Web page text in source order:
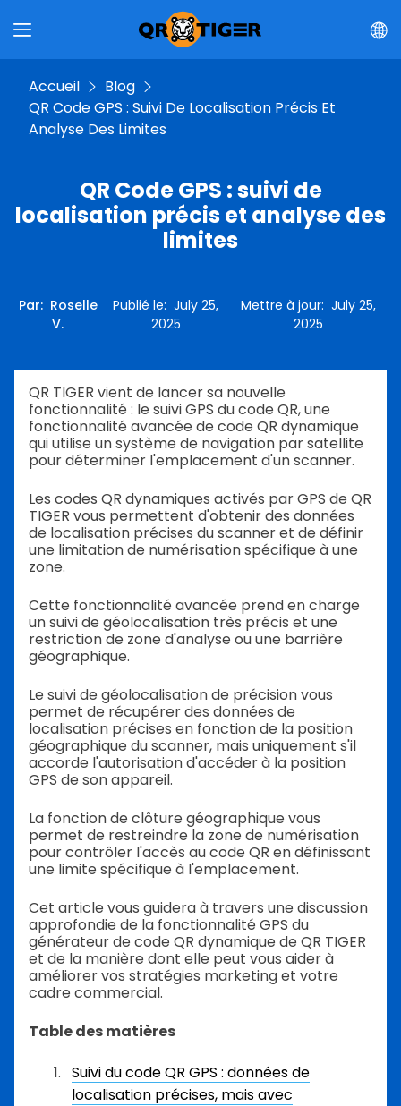
Accueil
Blog
QR Code GPS : Suivi De Localisation Précis Et
Analyse Des Limites
QR Code GPS : suivi de
localisation précis et analyse des
limites
Par: Roselle
V.
Publié le:July 25,
2025
Mettre à jour:July 25,
2025
QR TIGER vient de lancer sa nouvelle
fonctionnalité : le suivi GPS du code QR, une
fonctionnalité avancée de code QR dynamique
qui utilise un système de navigation par satellite
pour déterminer l'emplacement d'un scanner.
Les codes QR dynamiques activés par GPS de QR
TIGER vous permettent d'obtenir des données
de localisation précises du scanner et de définir
une limitation de numérisation spécifique à une
zone.
Cette fonctionnalité avancée prend en charge
un suivi de géolocalisation très précis et une
restriction de zone d'analyse ou une barrière
géographique.
Le suivi de géolocalisation de précision vous
permet de récupérer des données de
localisation précises en fonction de la position
géographique du scanner, mais uniquement s'il
accorde l'autorisation d'accéder à la position
GPS de son appareil.
La fonction de clôture géographique vous
permet de restreindre la zone de numérisation
pour contrôler l'accès au code QR en définissant
une limite spécifique à l'emplacement.
Cet article vous guidera à travers une discussion
approfondie de la fonctionnalité GPS du
générateur de code QR dynamique de QR TIGER
et de la manière dont elle peut vous aider à
améliorer vos stratégies marketing et votre
cadre commercial.
Table des matières
Suivi du code QR GPS : données de
localisation précises, mais avec